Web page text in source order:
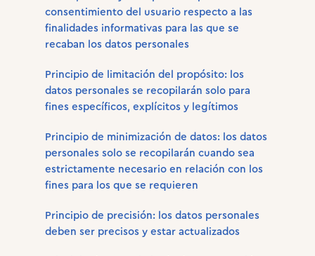
consentimiento del usuario respecto a las
finalidades informativas para las que se
recaban los datos personales
Principio de limitación del propósito: los
datos personales se recopilarán solo para
fines específicos, explícitos y legítimos
Principio de minimización de datos: los datos
personales solo se recopilarán cuando sea
estrictamente necesario en relación con los
fines para los que se requieren
Principio de precisión: los datos personales
deben ser precisos y estar actualizados